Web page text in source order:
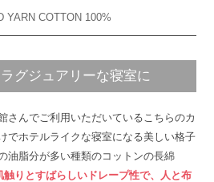
YARN COTTON 100%
ラグジュアリーな寝室に
さんでご利用いただいているこちらのカ
でホテルライクな寝室になる美しい格子
油脂分が多い種類のコットンの長綿
触りとすばらしいドレープ性で、人と布